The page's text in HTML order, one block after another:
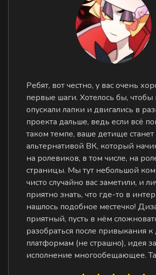
Ребят, вот честно, у вас очень
первые шаги. Хотелось бы,
опускали лапки и двигались в
проекта дальше, ведь если всё
таком темпе, ваше детище
альтернативой ВК, который
на ролевиков, в том числе, на
страницы. Мы тут небольшой
чисто случайно вас заметили, и
приятно знать, что где-то в
нашлось подобное местечко!
приятный, пусть в нём
разобраться после привыкания
платформам (не страшно), идея
исполнение многообещающее.